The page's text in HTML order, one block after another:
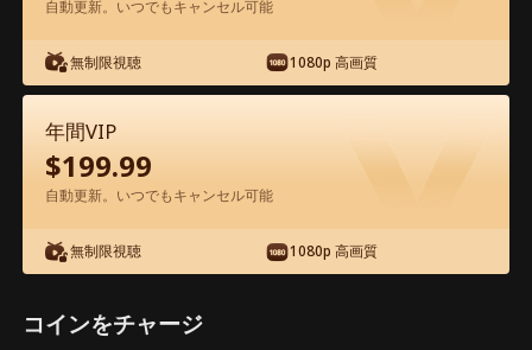
エピソード63 - 歌姫後悔は禁物よ 映画フ
ル
60 61 62 63 64
自動更新。いつでもキャンセル可能
無制限視聴 1080p 高画質
年間VIP
$199.99
自動更新。いつでもキャンセル可能
無制限視聴 1080p 高画質
コインをチャージ